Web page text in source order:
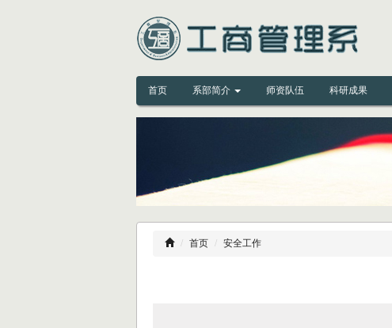
首页 系部简介 师资队伍 科研成果
首页 安全工作